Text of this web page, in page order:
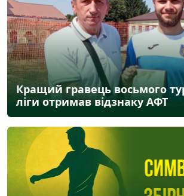
Кращий гравець восьмого
ліги отримав відзнаку АФТ